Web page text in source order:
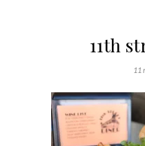
11th
11